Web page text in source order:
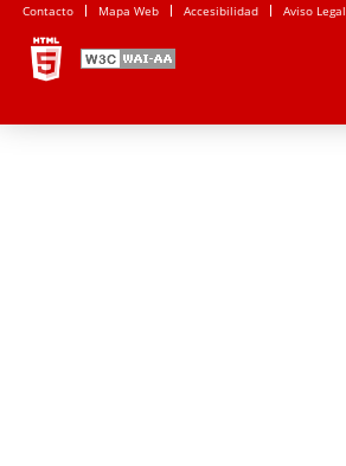
Contacto Mapa Web Accesibilidad Aviso Legal